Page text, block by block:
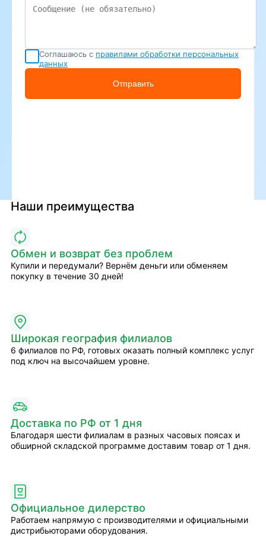
Соглашаюсь с правилами обработки персональных
данных
Отправить
Наши преимущества
Обмен и возврат без проблем
Купили и передумали? Вернём деньги или обменяем
покупку в течение 30 дней!
Широкая география филиалов
6 филиалов по РФ, готовых оказать полный комплекс услуг
под ключ на высочайшем уровне.
Доставка по РФ от 1 дня
Благодаря шести филиалам в разных часовых поясах и
обширной складской программе доставим товар от 1 дня.
Официальное дилерство
Работаем напрямую с производителями и официальными
дистрибьюторами оборудования.